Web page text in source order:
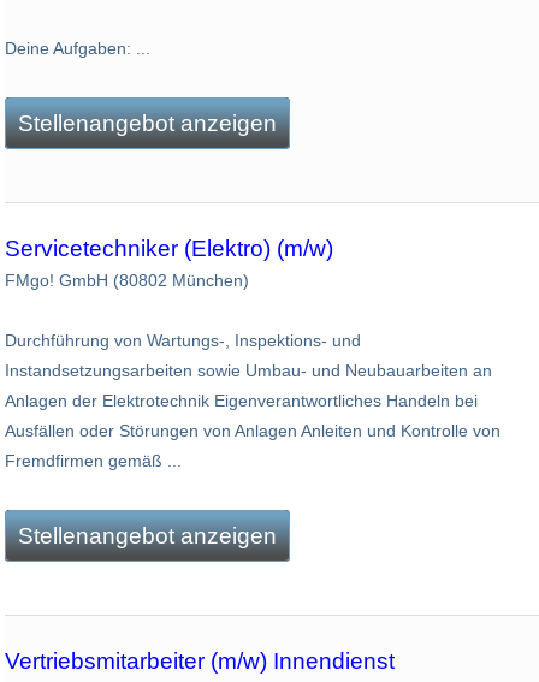
Deine Aufgaben: ...
Stellenangebot anzeigen
Servicetechniker (Elektro) (m/w)
FMgo! GmbH (80802 München)
Durchführung von Wartungs-, Inspektions- und
Instandsetzungsarbeiten sowie Umbau- und Neubauarbeiten an
Anlagen der Elektrotechnik Eigenverantwortliches Handeln bei
Ausfällen oder Störungen von Anlagen Anleiten und Kontrolle von
Fremdfirmen gemäß ...
Stellenangebot anzeigen
Vertriebsmitarbeiter (m/w) Innendienst